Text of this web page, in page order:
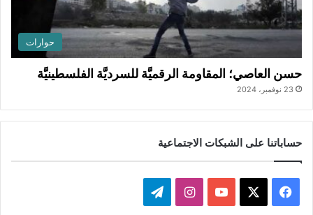
حوارات
حسن العاصي؛ المقاومة الرقميَّة للسرديَّة الفلسطينيَّة
23 نوفمبر، 2024
حساباتنا على الشبكات الاجتماعية